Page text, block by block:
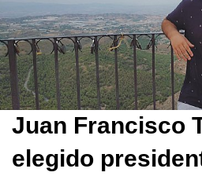
Juan Francisco
elegido